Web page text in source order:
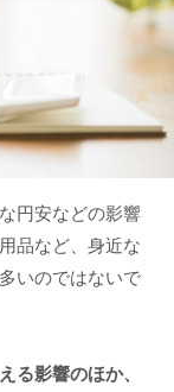
円安などの影響
品など、身近な
いのではないで
る影響のほか、